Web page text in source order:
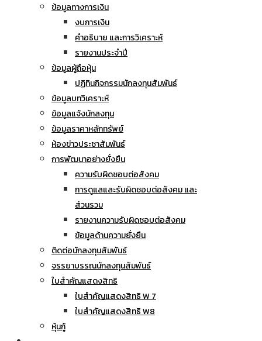
ข้อมูลทางการเงิน
งบการเงิน
คำอธิบาย และการวิเคราะห์
รายงานประจำปี
ข้อมูลผู้ถือหุ้น
ปฏิทินกิจกรรมนักลงทุนสัมพันธ์
ข้อมูลบทวิเคราะห์
ข้อมูลแจ้งนักลงทุน
ข้อมูลราคาหลักทรัพย์
ห้องข่าวประชาสัมพันธ์
การพัฒนาอย่างยั่งยืน
ความรับผิดชอบต่อสังคม
การดูแลและรับผิดชอบต่อสังคม และ
ส่วนรวม
รายงานความรับผิดชอบต่อสังคม
ข้อมูลด้านความยั่งยืน
ติดต่อนักลงทุนสัมพันธ์
จรรยาบรรณนักลงทุนสัมพันธ์
ใบสำคัญแสดงสิทธิ
ใบสำคัญแสดงสิทธิ W 7
ใบสำคัญแสดงสิทธิ W8
หุ้นกู้